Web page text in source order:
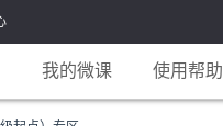
我的微课 使用帮助